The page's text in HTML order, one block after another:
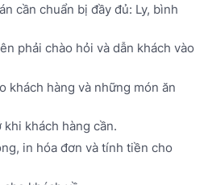
cần chuẩn bị đầy đủ: Ly, bình
phải chào hỏi và dẫn khách vào
khách hàng và những món ăn
khách hàng cần.
in hóa đơn và tính tiền cho